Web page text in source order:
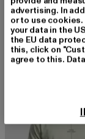
15,99 EUR
Derzeitiger Preis:
22,99 EUR
-33%
advertising. In
or to use
your data in the
the EU data
this, click on
agree to this.